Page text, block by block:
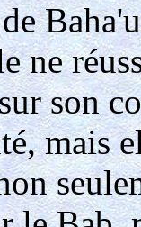
ne
son
mais